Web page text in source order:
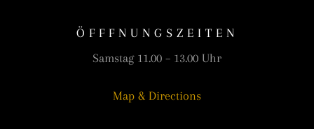
ÖFFFNUNGSZEITEN
Samstag 11.00 – 13.00 Uhr
Map & Directions